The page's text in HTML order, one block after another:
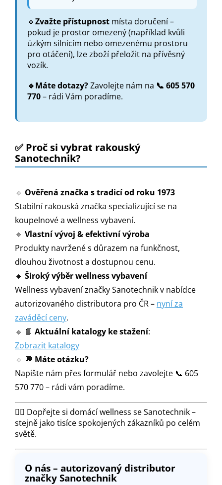
🔹Zvažte přístupnost místa doručení –
pokud je prostor omezený (například kvůli
úzkým silnicím nebo omezenému prostoru
pro otáčení), lze zboží přeložit na přívěsný
vozík.
🔹Máte dotazy?Zavolejte nám na 📞 605 570
770– rádi Vám poradíme.
✅ Proč si vybrat rakouský
Sanotechnik?
🔹 Ověřená značka s tradicí od roku 1973
Stabilní rakouská značka specializující se na
koupelnové a wellness vybavení.
🔹 Vlastní vývoj & efektivní výroba
Produkty navržené s důrazem na funkčnost,
dlouhou životnost a dostupnou cenu.
🔹 Široký výběr wellness vybavení
Wellness vybavení značky Sanotechnik v nabídce
autorizovaného distributora pro ČR – nyní za
zaváděcí ceny.
🔹 📘 Aktuální katalogy ke stažení:
Zobrazit katalogy
🔹 💬 Máte otázku?
Napište nám přes formulář nebo zavolejte 📞 605
570 770 – rádi vám poradíme.
🧖‍♂️ Dopřejte si domácí wellness se Sanotechnik –
stejně jako tisíce spokojených zákazníků po celém
světě.
O nás – autorizovaný distributor
značky Sanotechnik